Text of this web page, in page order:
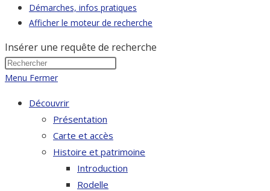
Démarches, infos pratiques
Afficher le moteur de recherche
Insérer une requête de recherche
Menu Fermer
Découvrir
Présentation
Carte et accès
Histoire et patrimoine
Introduction
Rodelle